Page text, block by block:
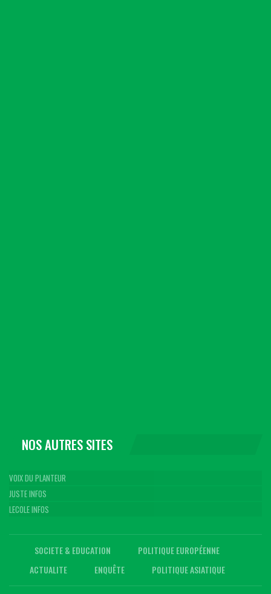
NOS AUTRES SITES
VOIX DU PLANTEUR
JUSTE INFOS
LECOLE INFOS
SOCIETE & EDUCATION
POLITIQUE EUROPÉENNE
ACTUALITE
ENQUÊTE POLITIQUE ASIATIQUE